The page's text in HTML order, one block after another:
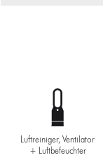
Luftreiniger, Ventilator
+ Luftbefeuchter